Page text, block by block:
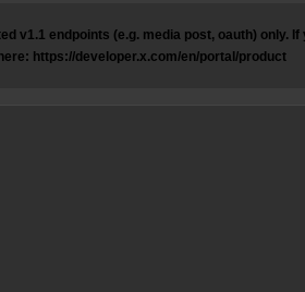
v1.1 endpoints (e.g. media post, oauth) only.
https://developer.x.com/en/portal/product